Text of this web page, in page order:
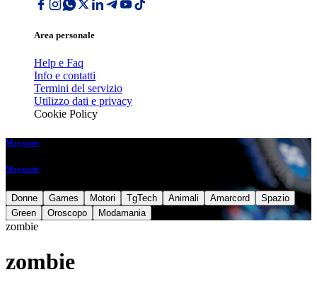
Area personale
Help e Faq
Info e contatti
Termini del servizio
Utilizzo dati e privacy
Cookie Policy
Magazine
Magazine
Donne Games Motori TgTech Animali Amarcord
Spazio
Green
Oroscopo Modamania
zombie
zombie